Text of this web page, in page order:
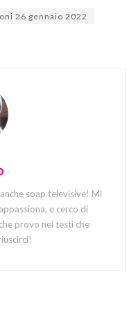
26 gennaio 2022
soap televisive! Mi
e cerco di
provo nei testi che